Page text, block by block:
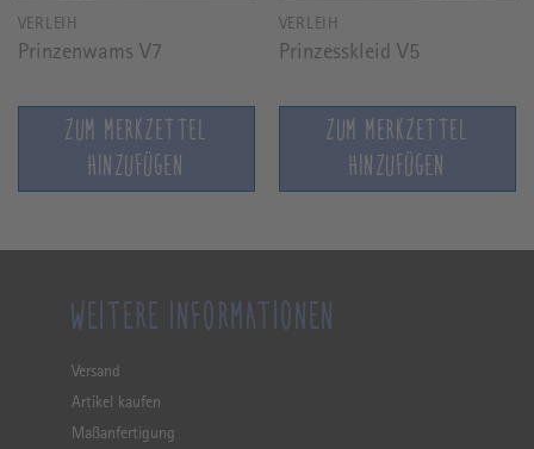
VERLEIH
Prinzenwams V7
ZUM MERKZETTEL
HINZUFÜGEN
VERLEIH
Prinzesskleid V5
ZUM MERKZETTEL
HINZUFÜGEN
WEITERE INFORMATIONEN
Versand
Artikel kaufen
Maßanfertigung